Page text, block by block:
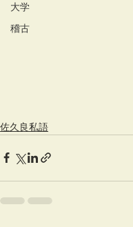
大学
稽古
佐久良私語